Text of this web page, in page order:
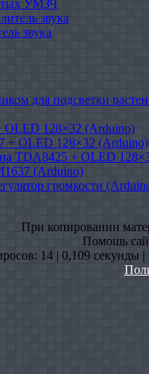
УМЗЧ
звука
звука
для подсветки
OLED 128×32 (Arduino)
+ OLED 128×32 (Arduino)
на TDA8425 + OLED
(Arduino)
громкости
При копировании
Помошь
14 | 0,109 секунды